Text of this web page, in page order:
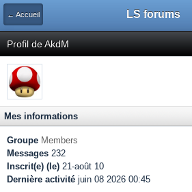
← Accueil LS forums
Profil de AkdM
Mes informations
Groupe Members
Messages 232
Inscrit(e) (le) 21-août 10
Dernière activité juin 08 2026 00:45